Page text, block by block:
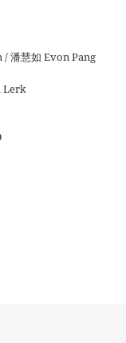
潘慧如 Evon Pang
Lerk